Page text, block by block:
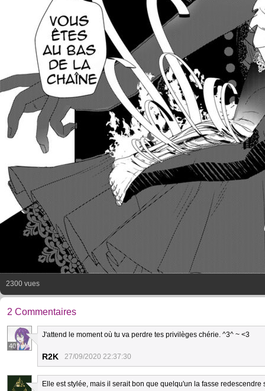
2300 vues
2 Commentaires
40
J'attend le moment où tu va perdre tes privilèges chérie. ^3^ ~ <3
R2K 27/09/2020 22:37:30
Elle est stylée, mais il serait bon que quelqu'un la fasse redescendre